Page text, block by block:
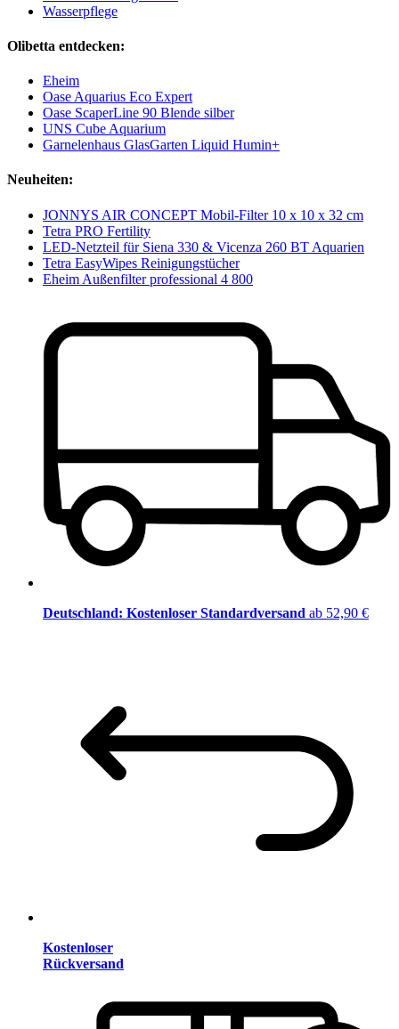
Wasserpflege
Olibetta entdecken:
Eheim
Oase Aquarius Eco Expert
Oase ScaperLine 90 Blende silber
UNS Cube Aquarium
Garnelenhaus GlasGarten Liquid Humin+
Neuheiten:
JONNYS AIR CONCEPT Mobil-Filter 10 x 10 x 32 cm
Tetra PRO Fertility
LED-Netzteil für Siena 330 & Vicenza 260 BT Aquarien
Tetra EasyWipes Reinigungstücher
Eheim Außenfilter professional 4 800
Deutschland: Kostenloser Standardversand ab 52,90 €
Kostenloser
Rückversand